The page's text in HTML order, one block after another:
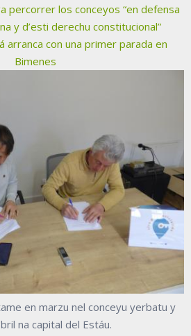
percorrer los conceyos “en defensa
y d’esti derechu constitucional”
arranca con una primer parada en
Bimenes
en marzu nel conceyu yerbatu y
na capital del Estáu.